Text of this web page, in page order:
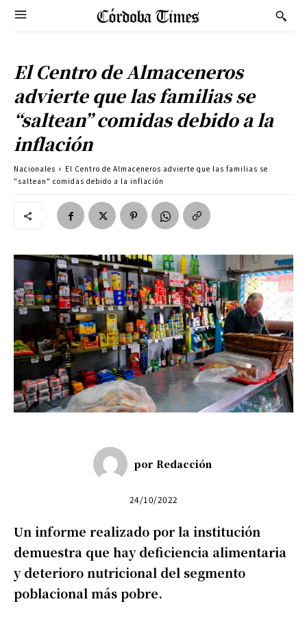
El Centro de Almaceneros
advierte que las familias se
“saltean” comidas debido a la
inflación
Nacionales
El Centro de Almaceneros advierte que las familias se
"saltean" comidas debido a la inflación
por Redacción
24/10/2022
Un informe realizado por la institución
demuestra que hay deficiencia alimentaria
y deterioro nutricional del segmento
poblacional más pobre.